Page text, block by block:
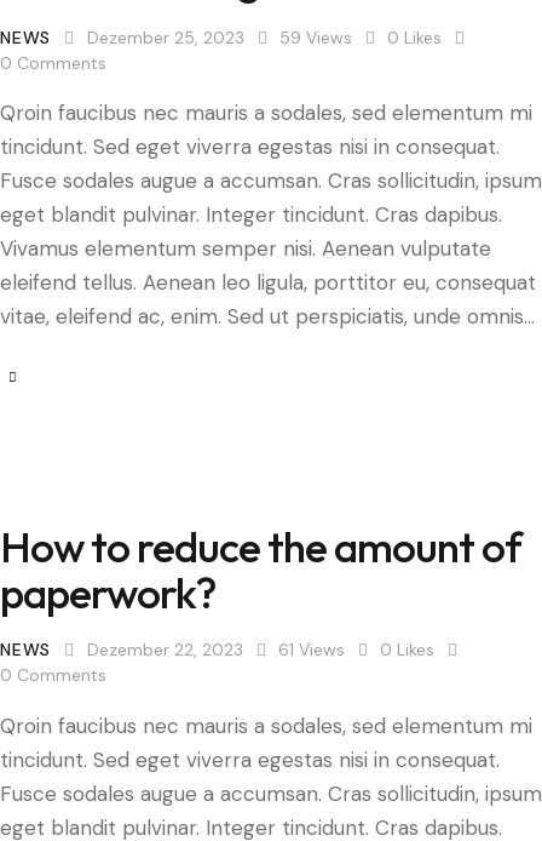
NEWS Dezember 25, 2023 59 Views 0 Likes
0 Comments
Qroin faucibus nec mauris a sodales, sed elementum mi
tincidunt. Sed eget viverra egestas nisi in consequat.
Fusce sodales augue a accumsan. Cras sollicitudin, ipsum
eget blandit pulvinar. Integer tincidunt. Cras dapibus.
Vivamus elementum semper nisi. Aenean vulputate
eleifend tellus. Aenean leo ligula, porttitor eu, consequat
vitae, eleifend ac, enim. Sed ut perspiciatis, unde omnis…
How to reduce the amount of
paperwork?
NEWS Dezember 22, 2023 61 Views 0 Likes
0 Comments
Qroin faucibus nec mauris a sodales, sed elementum mi
tincidunt. Sed eget viverra egestas nisi in consequat.
Fusce sodales augue a accumsan. Cras sollicitudin, ipsum
eget blandit pulvinar. Integer tincidunt. Cras dapibus.